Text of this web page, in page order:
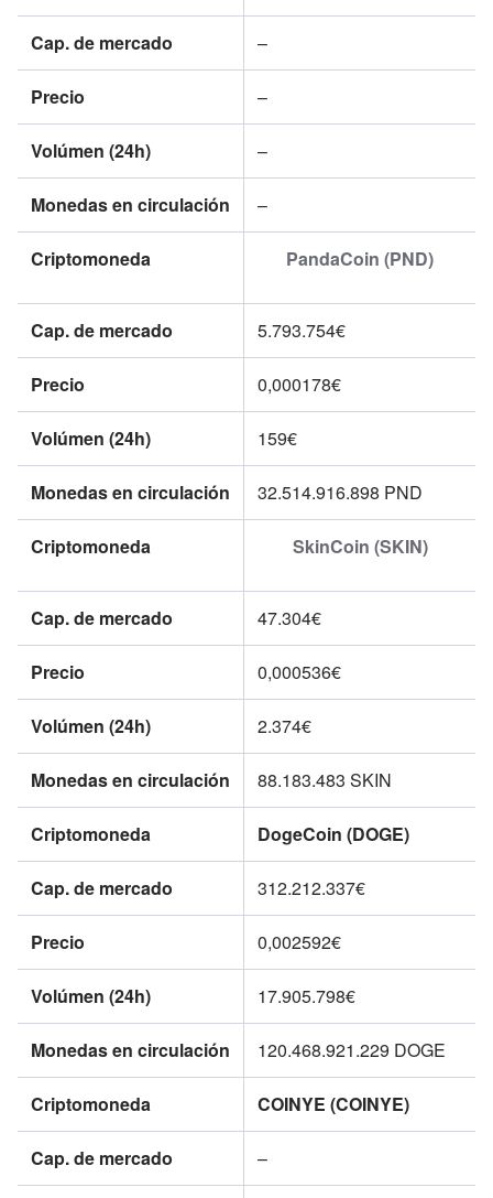
Cap. de mercado –
Precio –
Volúmen (24h) –
Monedas en circulación –
Criptomoneda PandaCoin (PND)
Cap. de mercado 5.793.754€
Precio 0,000178€
Volúmen (24h) 159€
Monedas en circulación 32.514.916.898 PND
Criptomoneda SkinCoin (SKIN)
Cap. de mercado 47.304€
Precio 0,000536€
Volúmen (24h) 2.374€
Monedas en circulación 88.183.483 SKIN
Criptomoneda DogeCoin (DOGE)
Cap. de mercado 312.212.337€
Precio 0,002592€
Volúmen (24h) 17.905.798€
Monedas en circulación 120.468.921.229 DOGE
Criptomoneda COINYE (COINYE)
Cap. de mercado –